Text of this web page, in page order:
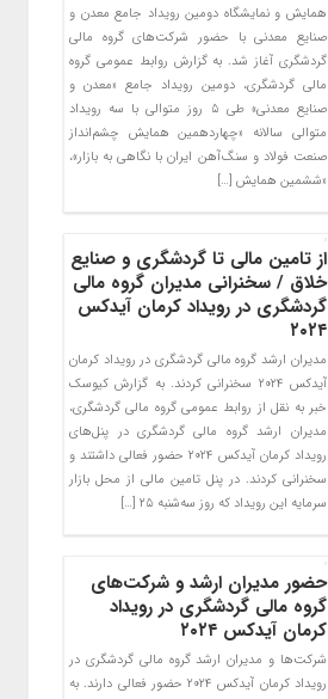
همایش و نمایشگاه دومین رویداد جامع معدن و
صنایع معدنی با حضور شرکت‌های گروه مالی
گردشگری آغاز شد. به گزارش روابط عمومی گروه
مالی گردشگری، دومین رویداد جامع «معدن و
صنایع معدنی» طی ۵ روز متوالی با سه رویداد
متوالی سالانه «چهاردهمین همایش چشم‌انداز
صنعت فولاد و سنگ‌آهن ایران با نگاهی به بازار»،
«ششمین همایش […]
از تامین مالی تا گردشگری و صنایع
خلاق / سخنرانی مدیران گروه مالی
گردشگری در رویداد کرمان آیدکس
۲۰۲۴
مدیران ارشد گروه مالی گردشگری در رویداد کرمان
آیدکس ۲۰۲۴ سخنرانی کردند. به گزارش کیوسک
خبر به نقل از روابط عمومی گروه مالی گردشگری،
مدیران ارشد گروه مالی گردشگری در پنل‌های
رویداد کرمان آیدکس ۲۰۲۴ حضور فعالی داشتند و
سخنرانی کردند. در پنل تامین مالی از محل بازار
سرمایه این رویداد که روز سه‌شنبه ۲۵ […]
حضور مدیران ارشد و شرکت‌های
گروه مالی گردشگری در رویداد
کرمان آیدکس ۲۰۲۴
شرکت‌ها و مدیران ارشد گروه مالی گردشگری در
رویداد کرمان آیدکس ۲۰۲۴ حضور فعالی دارند. به